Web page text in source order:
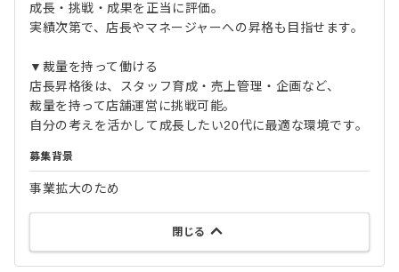
成長・挑戦・成果を正当に評価。
実績次第で、店長やマネージャーへの昇格も目指せます。
▼裁量を持って働ける
店長昇格後は、スタッフ育成・売上管理・企画など、
裁量を持って店舗運営に挑戦可能。
自分の考えを活かして成長したい20代に最適な環境です。
募集背景
事業拡大のため
閉じる